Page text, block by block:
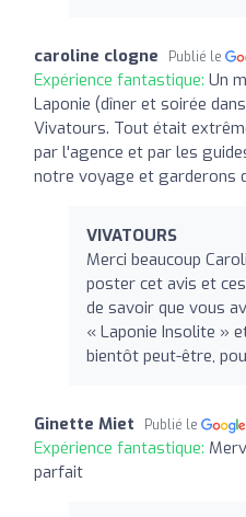
caroline clogne Publié le
Expérience fantastique: Un
Laponie (dîner et soirée
Vivatours. Tout était
par l'agence et par les
notre voyage et garderons
VIVATOURS
Merci beaucoup
poster cet avis et
de savoir que vous
« Laponie Insolite »
bientôt peut-être,
Ginette Miet Publié le
Expérience fantastique:
parfait